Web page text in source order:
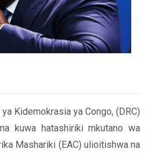
Kidemokrasia ya Congo, (DRC)
kuwa hatashiriki mkutano wa
Mashariki (EAC) ulioitishwa na